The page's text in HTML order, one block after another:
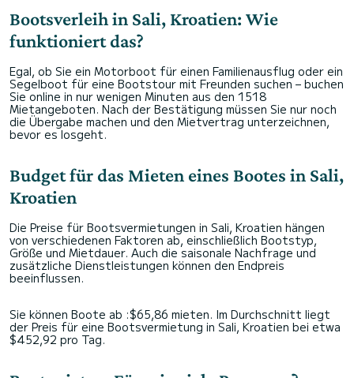
Bootsverleih in Sali, Kroatien: Wie
funktioniert das?
Egal, ob Sie ein Motorboot für einen Familienausflug oder ein
Segelboot für eine Bootstour mit Freunden suchen – buchen
Sie online in nur wenigen Minuten aus den 1518
Mietangeboten. Nach der Bestätigung müssen Sie nur noch
die Übergabe machen und den Mietvertrag unterzeichnen,
bevor es losgeht.
Budget für das Mieten eines Bootes in Sali,
Kroatien
Die Preise für Bootsvermietungen in Sali, Kroatien hängen
von verschiedenen Faktoren ab, einschließlich Bootstyp,
Größe und Mietdauer. Auch die saisonale Nachfrage und
zusätzliche Dienstleistungen können den Endpreis
beeinflussen.
Sie können Boote ab :$65,86 mieten. Im Durchschnitt liegt
der Preis für eine Bootsvermietung in Sali, Kroatien bei etwa
$452,92 pro Tag.